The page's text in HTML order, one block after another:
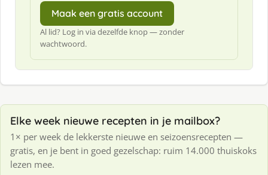
Maak een gratis account
Al lid? Log in via dezelfde knop — zonder
wachtwoord.
Elke week nieuwe recepten in je mailbox?
1× per week de lekkerste nieuwe en seizoensrecepten —
gratis, en je bent in goed gezelschap: ruim 14.000 thuiskoks
lezen mee.